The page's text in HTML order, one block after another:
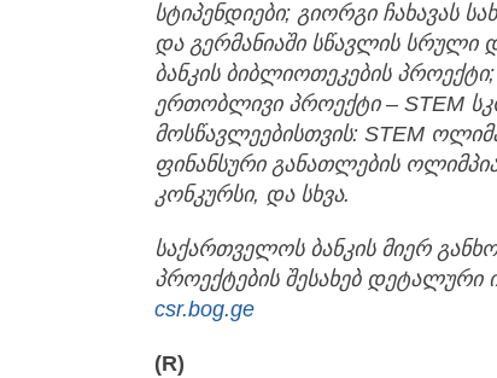
სტიპენდიები; გიორგი ჩახავას
და გერმანიაში სწავლის სრული
ბანკის ბიბლიოთეკების პროექტი;
ერთობლივი პროექტი– STEM
მოსწავლეებისთვის: STEM
ფინანსური განათლების
კონკურსი, და სხვა.
საქართველოს ბანკის მიერ
პროექტების შესახებ დეტალური
csr.bog.ge
(R)